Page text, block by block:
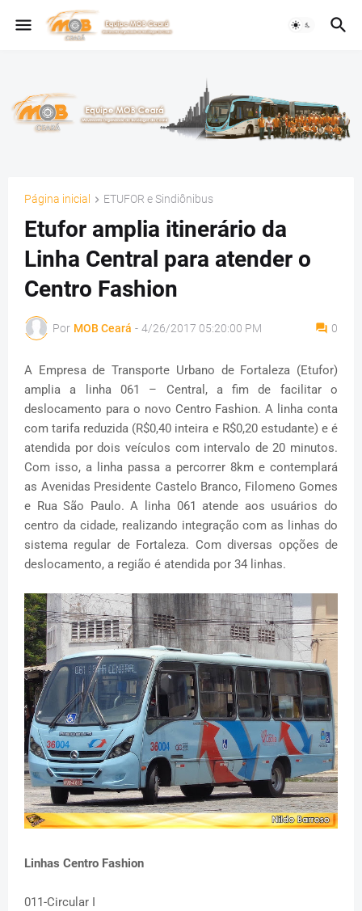
Página inicial ETUFOR e Sindiônibus
Etufor amplia itinerário da
Linha Central para atender o
Centro Fashion
Por MOB Ceará - 4/26/2017 05:20:00 PM 0
A Empresa de Transporte Urbano de Fortaleza (Etufor)
amplia a linha 061 – Central, a fim de facilitar o
deslocamento para o novo Centro Fashion. A linha conta
com tarifa reduzida (R$0,40 inteira e R$0,20 estudante) e é
atendida por dois veículos com intervalo de 20 minutos.
Com isso, a linha passa a percorrer 8km e contemplará
as Avenidas Presidente Castelo Branco, Filomeno Gomes
e Rua São Paulo. A linha 061 atende aos usuários do
centro da cidade, realizando integração com as linhas do
sistema regular de Fortaleza. Com diversas opções de
deslocamento, a região é atendida por 34 linhas.
Linhas Centro Fashion
011-Circular I